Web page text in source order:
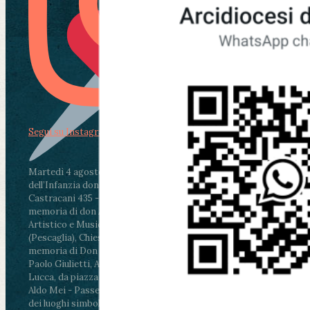
Martedì 4 agosto2026
ore 11:30 - Lucca, Scuola
dell’Infanzia don Aldo Mei - Viale Castruccio
Castracani 435 - Inaugurazione murales in
memoria di don Aldo Mei curato dal Liceo
Artistico e Musicale “Passaglia”
ore 18 - Fiano
(Pescaglia), Chiesa parrocchiale - Messa in
memoria di Don Aldo Mei celebrata da mons.
Paolo Giulietti, Arcivescovo di Lucca
ore 20.30 -
Lucca, da piazza San Michele al Cippo di don
Aldo Mei - Passeggiata della Memoria in alcuni
dei luoghi simbolo della città. Ritrovo alle ore
Segui su Instagram